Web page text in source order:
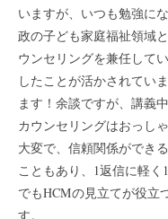
いますが、いつも勉強に
政の子ども家庭福祉領域
ウンセリングを兼任して
したことが活かされてい
ます！余談ですが、講義
カウンセリングはおっし
大変で、信頼関係ができ
こともあり、1返信に軽
でもHCMの見立てが役立
す。